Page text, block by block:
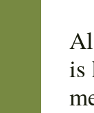
is